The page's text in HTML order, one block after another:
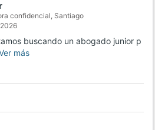
confidencial, Santiago
buscando un abogado junior p
más